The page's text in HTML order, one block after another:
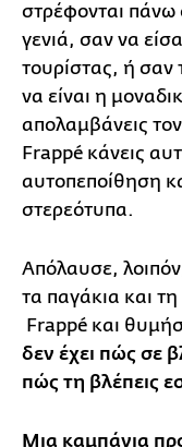
στρέφονται πάνω
γενιά, σαν να
τουρίστας, ή σαν
να είναι η
απολαμβάνεις
Frappé κάνεις
αυτοπεποίθηση
στερεότυπα.
Απόλαυσε,
τα παγάκια και
Frappé και
δεν έχει πώς σε
πώς τη βλέπεις
Μια καμπάνια